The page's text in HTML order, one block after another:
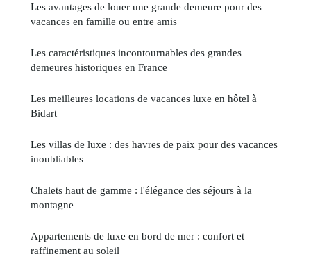
Les avantages de louer une grande demeure pour des
vacances en famille ou entre amis
Les caractéristiques incontournables des grandes
demeures historiques en France
Les meilleures locations de vacances luxe en hôtel à
Bidart
Les villas de luxe : des havres de paix pour des vacances
inoubliables
Chalets haut de gamme : l'élégance des séjours à la
montagne
Appartements de luxe en bord de mer : confort et
raffinement au soleil